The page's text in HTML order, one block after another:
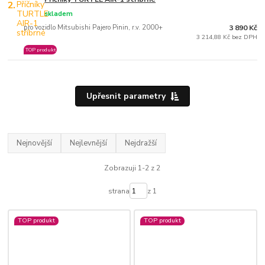
2.
pro vozidlo Mitsubishi Pajero Pinin, r.v. 2000+
skladem
TOP produkt
3 890 Kč
3 214,88 Kč bez DPH
Upřesnit parametry
Nejnovější Nejlevnější Nejdražší
Zobrazuji 1-2 z 2
strana z 1
TOP produkt TOP produkt